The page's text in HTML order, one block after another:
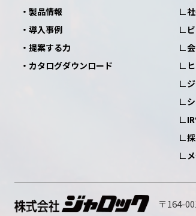
製品情報
導入事例
提案する力
カタログダウンロード
〒164-